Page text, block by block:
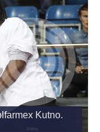
Kutno.